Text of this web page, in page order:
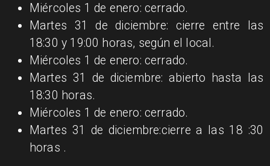
Miércoles 1 de enero: cerrado.
Martes 31 de diciembre: cierre entre las
18:30 y 19:00 horas, según el local.
Miércoles 1 de enero: cerrado.
Martes 31 de diciembre: abierto hasta las
18:30 horas.
Miércoles 1 de enero: cerrado.
Martes 31 de diciembre:cierre a las 18 :30
horas .